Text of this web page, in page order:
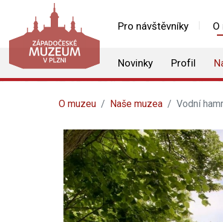
Pro návštěvníky O
Novinky Profil
O muzeu Naše muzea Vodní